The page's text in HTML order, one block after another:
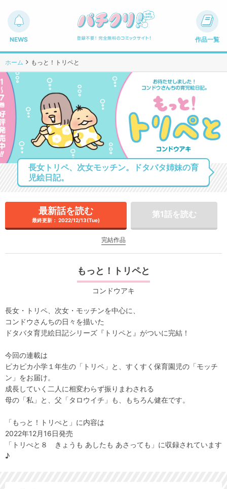
NEWS 作品一覧
ホーム もっと！トリペと
長女トリペ、次女モッチン。ドタバタ姉妹の育
児絵日記。
最新話を読む
最終更新： 2022/12/13(Tue)
第1話を読む
完結作品
もっと！トリペと
コンドウアキ
長女・トリペ、次女・モッチンを中心に、
コンドウさんちの日々を描いた
ドタバタ育児絵日記シリーズ『トリペと』がついに完結！
今回の連載は
ピカピカ小学１年生の「トリペ」と、すくすく保育園児の「モッチ
ン」をお届け。
成長していく二人に相変わらず振りまわされる
母の「私」と、父「タロウイチ」も、もちろん健在です。
「もっと！トリぺと」に内容は
2022年12月16日発売
「トリぺと８ きょうも あしたも あさっても」に収録されています
♪